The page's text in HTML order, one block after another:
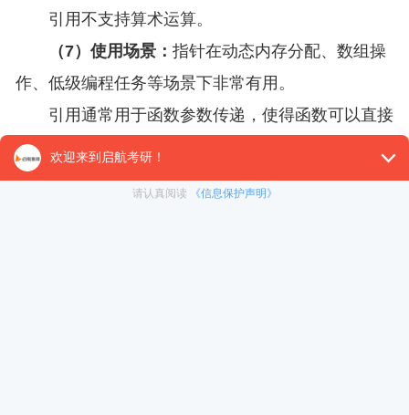
引用不支持算术运算。
（7）使用场景： 指针在动态内存分配、数组操
作、低级编程任务等场景下非常有用。
引用通常用于函数参数传递，使得函数可以直接
操作传入的交量，而不是它的副本。
（8）安全性：引用通常被认为是比指针更安全